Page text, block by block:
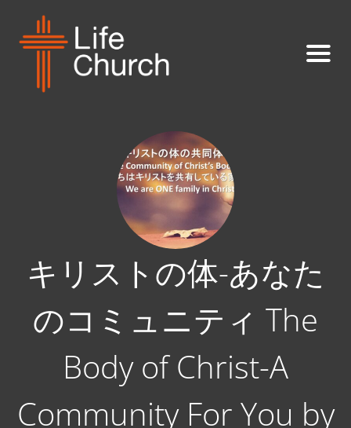
キリストの体-あなた
のコミュニティ The
Body of Christ-A
Community For You by